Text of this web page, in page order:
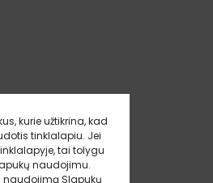
kurie užtikrina, kad
tinklalapiu. Jei
tai tolygu
naudojimu.
naudojimąSlapukų